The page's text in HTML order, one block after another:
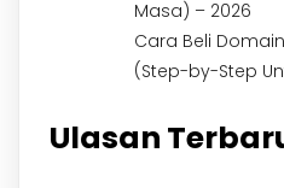
Masa) – 2026
Cara Beli
(Step-by-Step
Ulasan